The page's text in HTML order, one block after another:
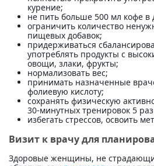
курение;
не пить больше 500 мл кофе в
ограничить количество
пищевых добавок;
придерживаться
употреблять продукты с
овощи, злаки, фрукты;
нормализовать вес;
принимать назначенные
фолиевую кислоту;
сохранять физическую
30-минутных тренировок 5
избегать стрессов, освоить
Визит к врачу для
Здоровые женщины, не